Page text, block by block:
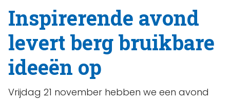
Inspirerende avond
levert berg bruikbare
ideeën op
Vrijdag 21 november hebben we een avond